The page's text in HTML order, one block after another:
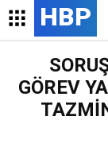
HBP
GÖREV